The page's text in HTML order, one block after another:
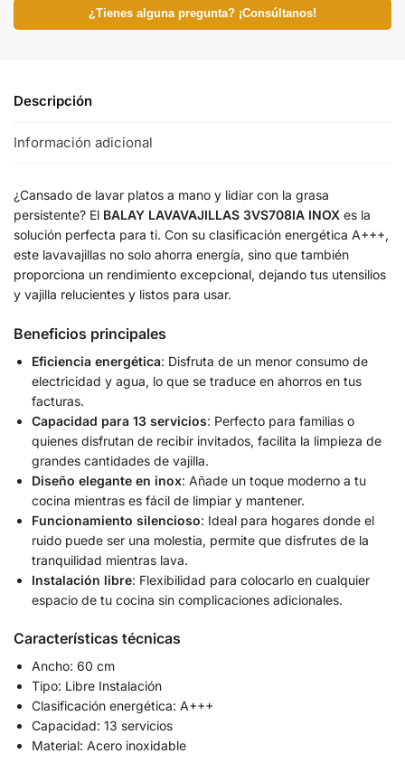
¿Tienes alguna pregunta? ¡Consúltanos!
Descripción
Información adicional
¿Cansado de lavar platos a mano y lidiar con la grasa
persistente? El BALAY LAVAVAJILLAS 3VS708IA INOX es la
solución perfecta para ti. Con su clasificación energética A+++,
este lavavajillas no solo ahorra energía, sino que también
proporciona un rendimiento excepcional, dejando tus utensilios
y vajilla relucientes y listos para usar.
Beneficios principales
Eficiencia energética: Disfruta de un menor consumo de
electricidad y agua, lo que se traduce en ahorros en tus
facturas.
Capacidad para 13 servicios: Perfecto para familias o
quienes disfrutan de recibir invitados, facilita la limpieza de
grandes cantidades de vajilla.
Diseño elegante en inox: Añade un toque moderno a tu
cocina mientras es fácil de limpiar y mantener.
Funcionamiento silencioso: Ideal para hogares donde el
ruido puede ser una molestia, permite que disfrutes de la
tranquilidad mientras lava.
Instalación libre: Flexibilidad para colocarlo en cualquier
espacio de tu cocina sin complicaciones adicionales.
Características técnicas
Ancho: 60 cm
Tipo: Libre Instalación
Clasificación energética: A+++
Capacidad: 13 servicios
Material: Acero inoxidable